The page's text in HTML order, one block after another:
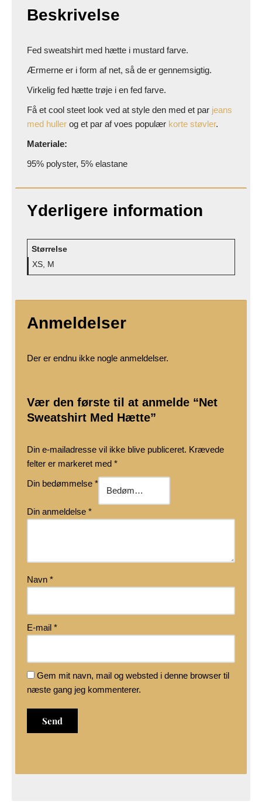
Beskrivelse
Fed sweatshirt med hætte i mustard farve.
Ærmerne er i form af net, så de er gennemsigtig.
Virkelig fed hætte trøje i en fed farve.
Få et cool steet look ved at style den med et par jeans
med huller og et par af voes populær korte støvler.
Materiale:
95% polyster, 5% elastane
Yderligere information
Størrelse
XS, M
Anmeldelser
Der er endnu ikke nogle anmeldelser.
Vær den første til at anmelde “Net
Sweatshirt Med Hætte”
Din e-mailadresse vil ikke blive publiceret. Krævede
felter er markeret med *
Din bedømmelse *
Din anmeldelse *
Navn *
E-mail *
Gem mit navn, mail og websted i denne browser til
næste gang jeg kommenterer.